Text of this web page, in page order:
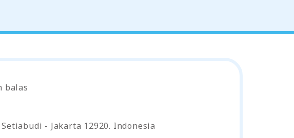
balas
- Jakarta 12920. Indonesia